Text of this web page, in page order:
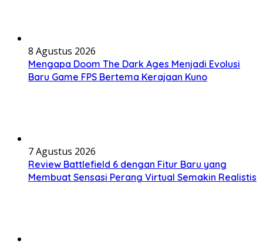
8 Agustus 2026
Mengapa Doom The Dark Ages Menjadi Evolusi
Baru Game FPS Bertema Kerajaan Kuno
7 Agustus 2026
Review Battlefield 6 dengan Fitur Baru yang
Membuat Sensasi Perang Virtual Semakin Realistis